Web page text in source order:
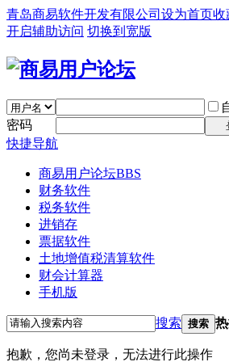
青岛商易软件开发有限公司 设为首页收
开启辅助访问 切换到宽版
密码
快捷导航
商易用户论坛BBS
财务软件
税务软件
进销存
票据软件
土地增值税清算软件
财会计算器
手机版
搜索 搜索
抱歉，您尚未登录，无法进行此操作